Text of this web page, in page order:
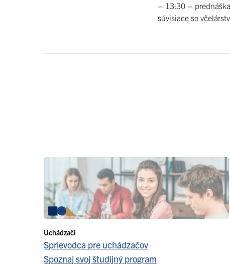
– 13:30 –
súvisiace so
Uchádzači
Sprievodca pre uchádzačov
Spoznaj svoj študijný program